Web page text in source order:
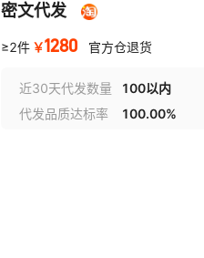
密文代发
≥2件 ￥1280 官方仓退货
近30天代发数量 100以内
代发品质达标率
100.00%